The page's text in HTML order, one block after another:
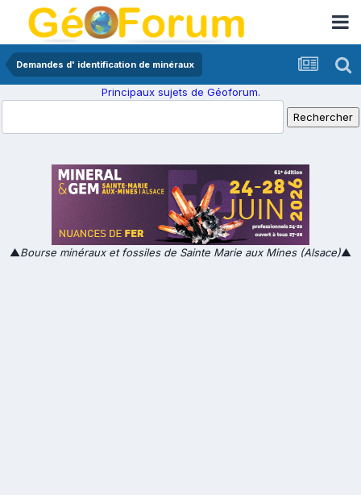
Demandes d' identification de minéraux
Principaux sujets de Géoforum.
▲Bourse minéraux et fossiles de Sainte Marie aux Mines (Alsace)▲